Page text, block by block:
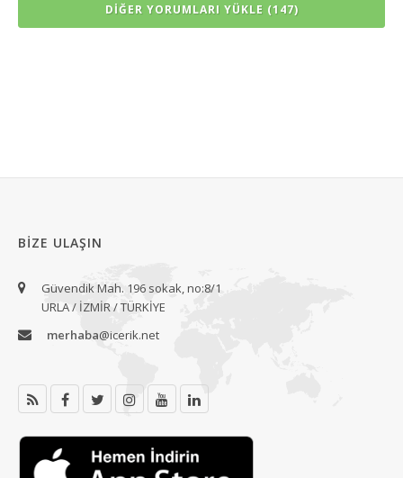
DIĞER YORUMLARI YÜKLE (147)
BIZE ULAŞIN
Güvendik Mah. 196 sokak, no:8/1
URLA / İZMİR / TÜRKİYE
merhaba@icerik.net